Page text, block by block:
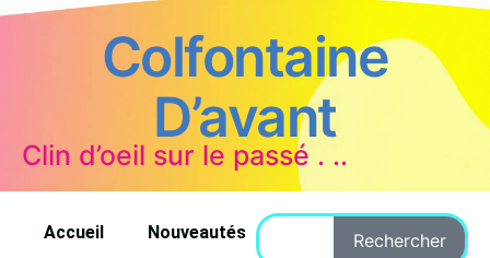
Colfontaine
D’avant
Clin d’oeil sur le passé . ..
Accueil
Nouveautés
Rechercher